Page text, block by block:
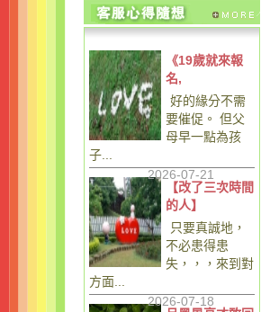
《19歲就來報
名,
好的緣分不需
要催促。 但父
母早一點為孩
子...
2026-07-21
【改了三次時間
的人】
只要真誠地，
不必患得患
失，，，來到對
方面...
2026-07-18